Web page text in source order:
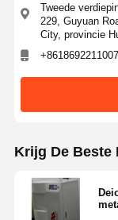
Laboratorium
De Machine
ultrazuiver
Ultrazuivere
Ultra Pure RO
Industrieel
Tweede
229, Guyuan
City, provincie
+8618692211007
Krijg De Beste